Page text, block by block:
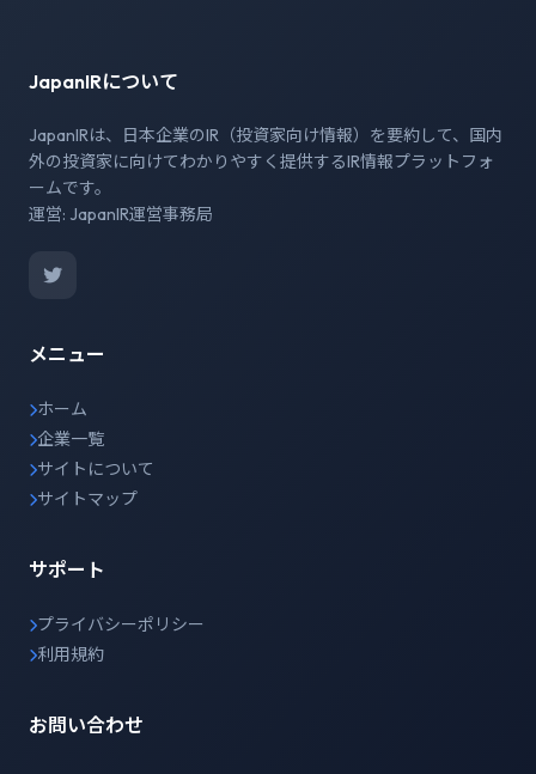
JapanIRについて
JapanIRは、日本企業のIR（投資家向け情報）を要約して、国内
外の投資家に向けてわかりやすく提供するIR情報プラットフォ
ームです。
運営: JapanIR運営事務局
メニュー
ホーム
企業一覧
サイトについて
サイトマップ
サポート
プライバシーポリシー
利用規約
お問い合わせ